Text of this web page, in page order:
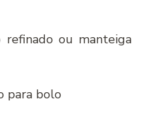
ou manteiga
para bolo